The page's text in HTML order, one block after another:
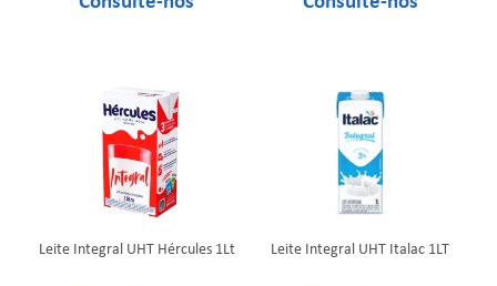
Leite Integral UHT Hércules 1Lt Leite Integral UHT Italac 1LT